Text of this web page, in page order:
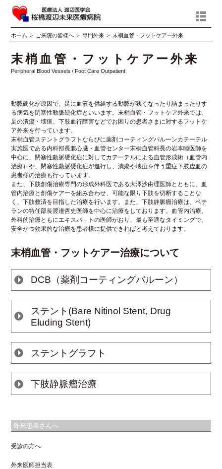
ホーム ＞ ご来院の皆様へ ＞専門外来 ＞末梢血管・フットケアー外来
末梢血管・フットケアー外来
Peripheral Blood Vessels / Foot Care Outpatient
動脈硬化が原因で、足に血液を供給する動脈が狭くなったり詰まったりす
る病気を閉塞性動脈硬化症といいます。末梢血管・フットケア外来では、
足の潰瘍・壊疽、下肢血行障害などでお困りの患者さまに対するフットケ
ア外来を行っています。
末梢血管ステントグラフトならびに薬剤コーティングバルーンカテーテル
実施医である内科部長兼心臓・血管センター末梢血管科長の岩本睦医師を
中心に、閉塞性動脈硬化症に対してカテーテルによる血管形成術（血管内
治療）や、閉塞性動脈硬化症が進行し、潰瘍や壊疽を伴う重症下肢虚血の
患者様の治療も行っています。
また、下肢創傷治療専門の形成外科医である大澤沙由理医師とともに、血
管内治療と創傷ケアーを組み合わせ、可能な限り下肢を切断することな
く、下肢救済を目指した治療を行います。また、下肢静脈瘤治療は、ベテ
ランの特任部長渡邉哲史医師を中心に治療をしております。血管内治療、
外科的治療ともにエキスパ－トの医師がおり、最も至適なタイミングで、
安全かつ効果的な治療を患者様に提供できればと考えております。
末梢血管・フットケアー治療について
DCB（薬剤コーティングバルーン）
ステント(Bare Nitinol Stent, Drug
Eluding Stent)
ステントグラフト
下肢静脈瘤治療
外来患者さんへ
受診の方へ
外来医師担当表